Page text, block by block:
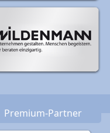
Premium-Partner